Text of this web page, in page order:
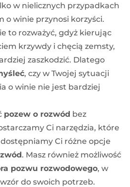
w nielicznych przypadkach
o winie przynosi korzyści.
to rozważyć, gdyż kierując
krzywdy i chęcią zemsty,
zaszkodzić. Dlatego
, czy w Twojej sytuacji
o winie nie jest bardziej
pozew o rozwód bez
Ci narzędzia, które
Ci różne opcje
. Masz również możliwość
pozwu rozwodowego, w
do swoich potrzeb.